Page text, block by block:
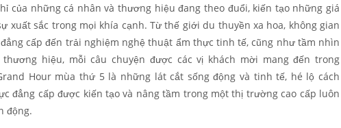
của những cá nhân và thương hiệu đang theo đuổi, kiến tạo những giá
xuất sắc trong mọi khía cạnh. Từ thế giới du thuyền xa hoa, không gian
cấp đến trải nghiệm nghệ thuật ẩm thực tinh tế, cũng như tầm nhìn
thương hiệu, mỗi câu chuyện được các vị khách mời mang đến trong
Hour mùa thứ 5 là những lát cắt sống động và tinh tế, hé lộ cách
đẳng cấp được kiến tạo và nâng tầm trong một thị trường cao cấp luôn
động.